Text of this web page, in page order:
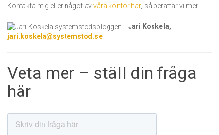
Kontakta mig eller något avvåra kontor här, så berättar vi mer.
Jari Koskela,
jari.koskela@systemstod.se
Veta mer – ställ din fråga
här